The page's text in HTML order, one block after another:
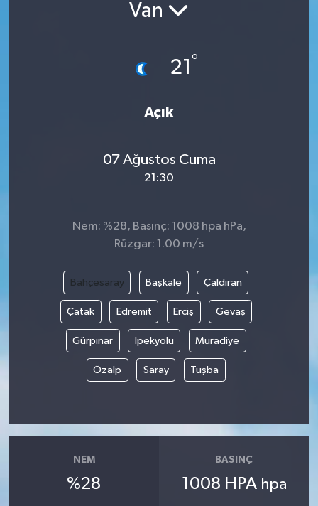
Van
21 °
Açık
07 Ağustos Cuma
21:30
Nem: %28, Basınç: 1008 hpa hPa,
Rüzgar: 1.00 m/s
Bahçesaray Başkale Çaldıran
Çatak Edremit Erciş Gevaş
Gürpınar İpekyolu Muradiye
Özalp Saray Tuşba
NEM
%28
BASINÇ
1008 HPA hpa